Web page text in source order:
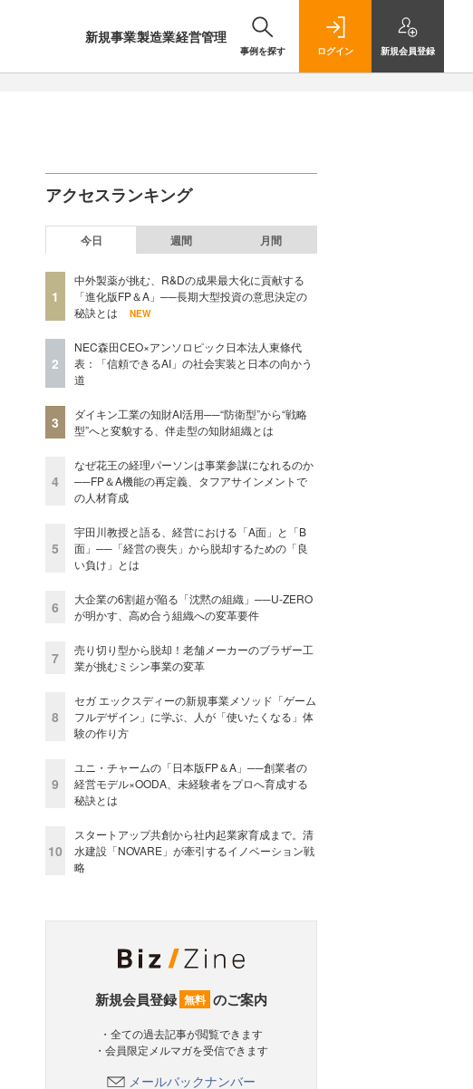
新規事業製造業経営管理
事例を探す ログイン 新規会員登録
アクセスランキング
今日 週間 月間
1
中外製薬が挑む、R&Dの成果最大化に貢献する
「進化版FP＆A」──長期大型投資の意思決定の
秘訣とは
NEW
2
NEC森田CEO×アンソロピック日本法人東條代
表：「信頼できるAI」の社会実装と日本の向かう
道
3
ダイキン工業の知財AI活用──“防衛型”から“戦略
型”へと変貌する、伴走型の知財組織とは
4
なぜ花王の経理パーソンは事業参謀になれるのか
──FP＆A機能の再定義、タフアサインメントで
の人材育成
5
宇田川教授と語る、経営における「A面」と「B
面」──「経営の喪失」から脱却するための「良
い負け」とは
6
大企業の6割超が陥る「沈黙の組織」──U-ZERO
が明かす、高め合う組織への変革要件
7
売り切り型から脱却！老舗メーカーのブラザー工
業が挑むミシン事業の変革
8
セガ エックスディーの新規事業メソッド「ゲーム
フルデザイン」に学ぶ、人が「使いたくなる」体
験の作り方
9
ユニ・チャームの「日本版FP＆A」──創業者の
経営モデル×OODA、未経験者をプロへ育成する
秘訣とは
10
スタートアップ共創から社内起業家育成まで。清
水建設「NOVARE」が牽引するイノベーション戦
略
新規会員登録 無料 のご案内
・全ての過去記事が閲覧できます
・会員限定メルマガを受信できます
メールバックナンバー